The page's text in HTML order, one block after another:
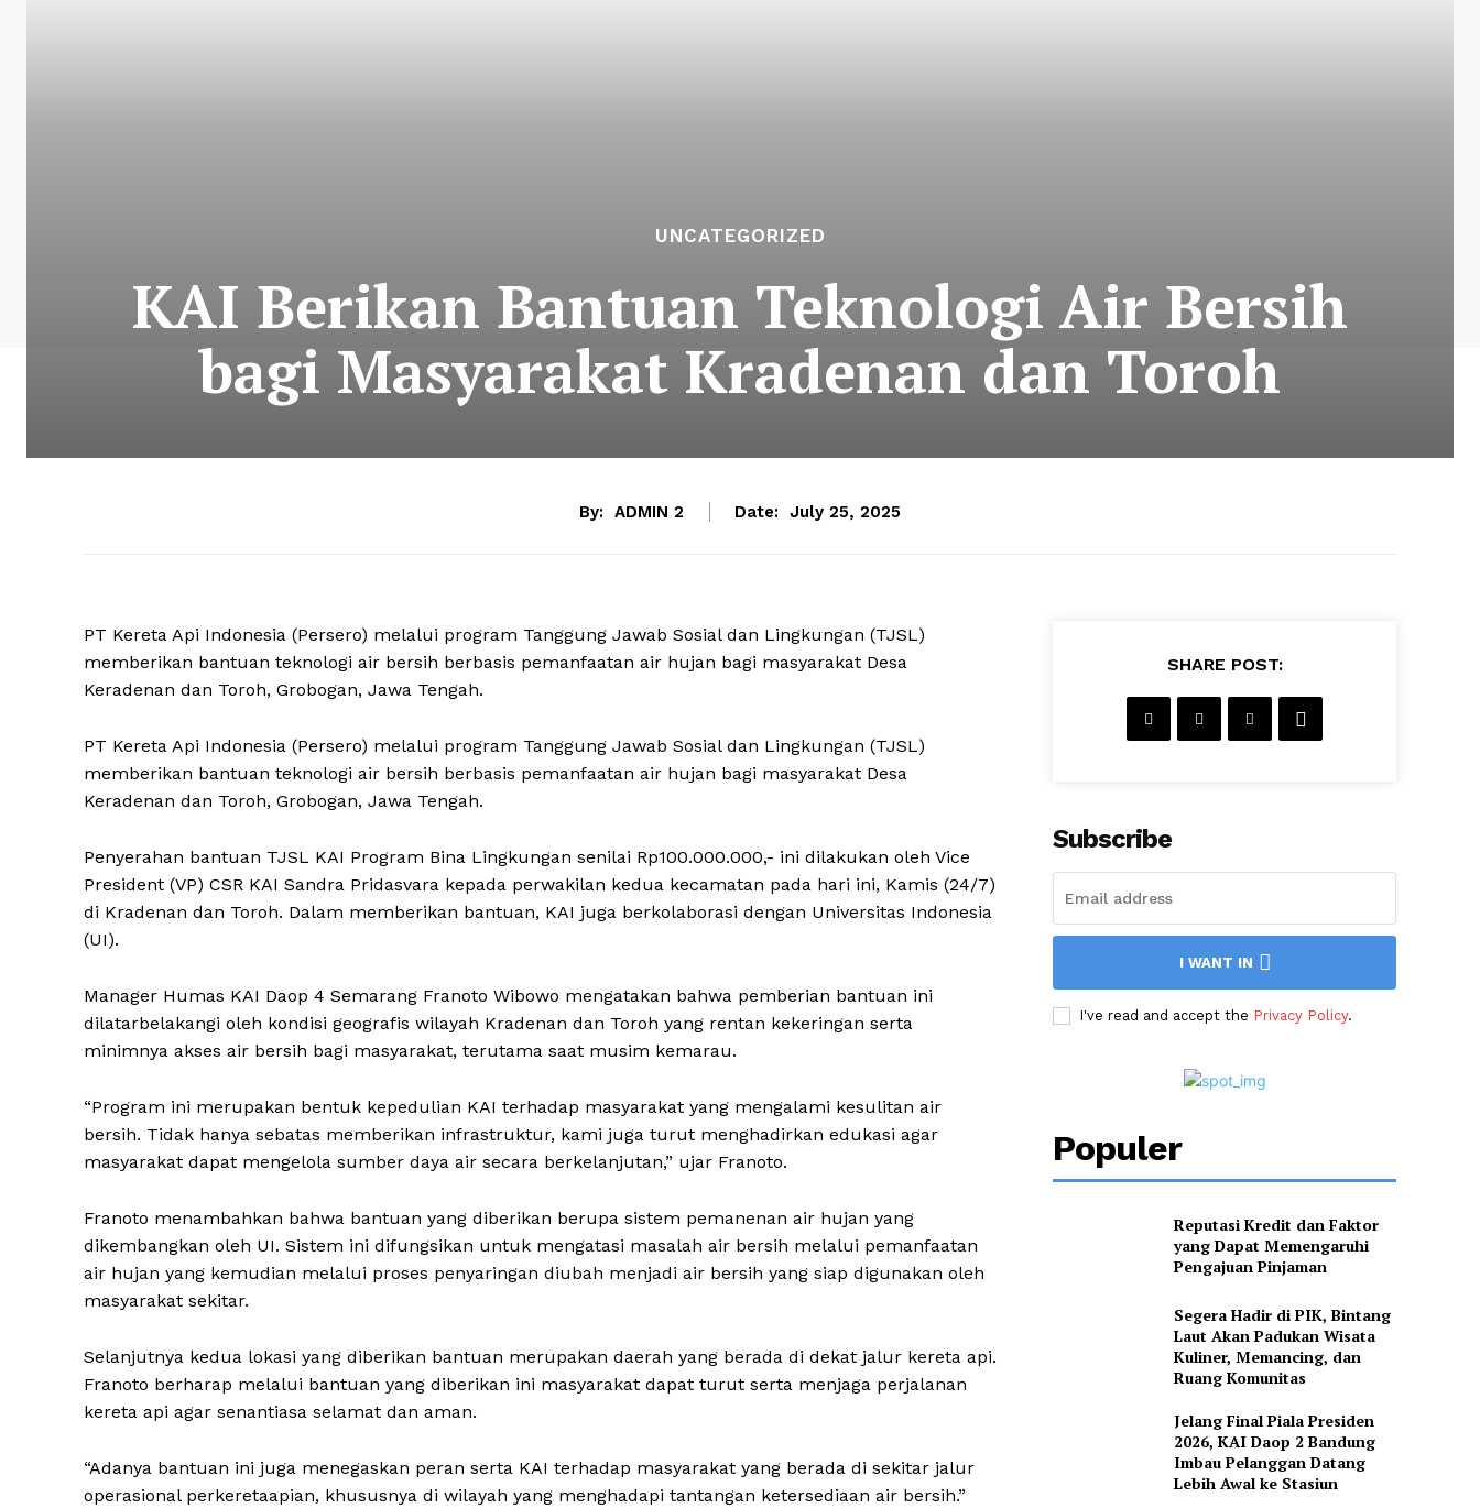
UNCATEGORIZED
KAI Berikan Bantuan Teknologi Air Bersih
bagi Masyarakat Kradenan dan Toroh
By: ADMIN 2 Date: July 25, 2025
PT Kereta Api Indonesia (Persero) melalui program Tanggung Jawab Sosial dan Lingkungan (TJSL)
memberikan bantuan teknologi air bersih berbasis pemanfaatan air hujan bagi masyarakat Desa
Keradenan dan Toroh, Grobogan, Jawa Tengah.
PT Kereta Api Indonesia (Persero) melalui program Tanggung Jawab Sosial dan Lingkungan (TJSL)
memberikan bantuan teknologi air bersih berbasis pemanfaatan air hujan bagi masyarakat Desa
Keradenan dan Toroh, Grobogan, Jawa Tengah.
Penyerahan bantuan TJSL KAI Program Bina Lingkungan senilai Rp100.000.000,- ini dilakukan oleh Vice
President (VP) CSR KAI Sandra Pridasvara kepada perwakilan kedua kecamatan pada hari ini, Kamis (24/7)
di Kradenan dan Toroh. Dalam memberikan bantuan, KAI juga berkolaborasi dengan Universitas Indonesia
(UI).
Manager Humas KAI Daop 4 Semarang Franoto Wibowo mengatakan bahwa pemberian bantuan ini
dilatarbelakangi oleh kondisi geografis wilayah Kradenan dan Toroh yang rentan kekeringan serta
minimnya akses air bersih bagi masyarakat, terutama saat musim kemarau.
“Program ini merupakan bentuk kepedulian KAI terhadap masyarakat yang mengalami kesulitan air
bersih. Tidak hanya sebatas memberikan infrastruktur, kami juga turut menghadirkan edukasi agar
masyarakat dapat mengelola sumber daya air secara berkelanjutan,” ujar Franoto.
Franoto menambahkan bahwa bantuan yang diberikan berupa sistem pemanenan air hujan yang
dikembangkan oleh UI. Sistem ini difungsikan untuk mengatasi masalah air bersih melalui pemanfaatan
air hujan yang kemudian melalui proses penyaringan diubah menjadi air bersih yang siap digunakan oleh
masyarakat sekitar.
Selanjutnya kedua lokasi yang diberikan bantuan merupakan daerah yang berada di dekat jalur kereta api.
Franoto berharap melalui bantuan yang diberikan ini masyarakat dapat turut serta menjaga perjalanan
kereta api agar senantiasa selamat dan aman.
“Adanya bantuan ini juga menegaskan peran serta KAI terhadap masyarakat yang berada di sekitar jalur
operasional perkeretaapian, khususnya di wilayah yang menghadapi tantangan ketersediaan air bersih.”
SHARE POST:
Subscribe
I WANT IN
I've read and accept the Privacy Policy.
Populer
Reputasi Kredit dan Faktor
yang Dapat Memengaruhi
Pengajuan Pinjaman
Segera Hadir di PIK, Bintang
Laut Akan Padukan Wisata
Kuliner, Memancing, dan
Ruang Komunitas
Jelang Final Piala Presiden
2026, KAI Daop 2 Bandung
Imbau Pelanggan Datang
Lebih Awal ke Stasiun